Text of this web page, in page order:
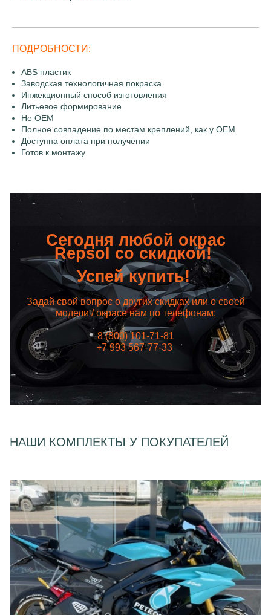
ПОДРОБНОСТИ:
ABS пластик
Заводская технологичная покраска
Инжекционный способ изготовления
Литьевое формирование
Не OEM
Полное совпадение по местам креплений, как у OEM
Доступна оплата при получении
Готов к монтажу
Сегодня любой окрас
Repsol со скидкой!
Успей купить!
Задай свой вопрос о других скидках или о своей
модели / окрасе нам по телефонам:
8 (800) 101-71-81
+7 993 567-77-33
НАШИ КОМПЛЕКТЫ У ПОКУПАТЕЛЕЙ